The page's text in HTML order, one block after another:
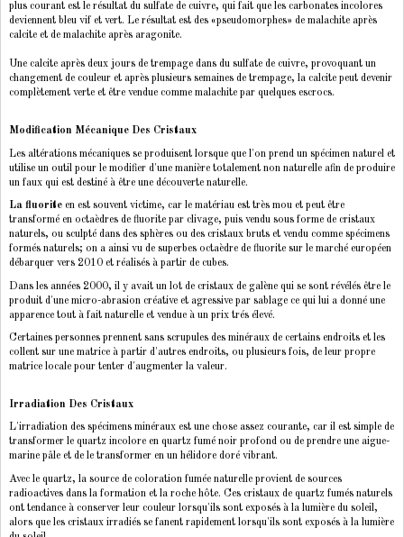
plus courant est le résultat du sulfate de cuivre, qui fait que les carbonates incolores
deviennent bleu vif et vert. Le résultat est des «pseudomorphes» de malachite après
calcite et de malachite après aragonite.
Une calcite après deux jours de trempage dans du sulfate de cuivre, provoquant un
changement de couleur et après plusieurs semaines de trempage, la calcite peut devenir
complètement verte et être vendue comme malachite par quelques escrocs.
Modification Mécanique Des Cristaux
Les altérations mécaniques se produisent lorsque que l'on prend un spécimen naturel et
utilise un outil pour le modifier d'une manière totalement non naturelle afin de produire
un faux qui est destiné à être une découverte naturelle.
La fluoriteen est souvent victime, car le matériau est très mou et peut être
transformé en octaèdres de fluorite par clivage, puis vendu sous forme de cristaux
naturels, ou sculpté dans des sphères ou des cristaux bruts et vendu comme spécimens
formés naturels; on a ainsi vu de superbes octaèdre de fluorite sur le marché européen
débarquer vers 2010 et réalisés à partir de cubes.
Dans les années 2000, il y avait un lot de cristaux de galène qui se sont révélés être le
produit d'une micro-abrasion créative et agressive par sablage ce qui lui a donné une
apparence tout à fait naturelle et vendue à un prix trés élevé.
Certaines personnes prennent sans scrupules des minéraux de certains endroits et les
collent sur une matrice à partir d'autres endroits, ou plusieurs fois, de leur propre
matrice locale pour tenter d'augmenter la valeur.
Irradiation Des Cristaux
L'irradiation des spécimens minéraux est une chose assez courante, car il est simple de
transformer le quartz incolore en quartz fumé noir profond ou de prendre une aigue-
marine pâle et de le transformer en un hélidore doré vibrant.
Avec le quartz, la source de coloration fumée naturelle provient de sources
radioactives dans la formation et la roche hôte. Ces cristaux de quartz fumés naturels
ont tendance à conserver leur couleur lorsqu'ils sont exposés à la lumière du soleil,
alors que les cristaux irradiés se fanent rapidement lorsqu'ils sont exposés à la lumière